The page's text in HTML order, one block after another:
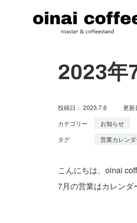
oinai coffee
京都・長岡京の小さな自家焙
2023年
投稿日： 2023.7.6 更新
カテゴリー
お知らせ
タグ
営業カレンダ
こんにちは、oinai
7月の営業はカレンダ